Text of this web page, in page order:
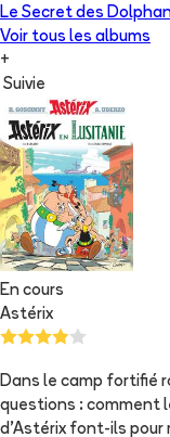
Le Secret des
Voir tous les albums
+
Suivie
En cours
Astérix
Dans le camp fortifié
questions : comment
d’Astérix font-ils pour